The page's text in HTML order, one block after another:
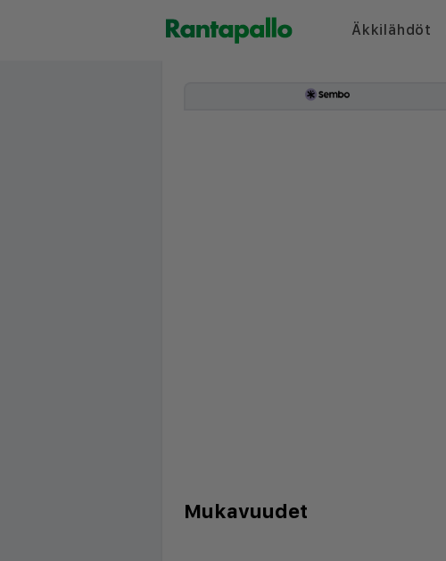
Äkkilähdöt
Mukavuudet